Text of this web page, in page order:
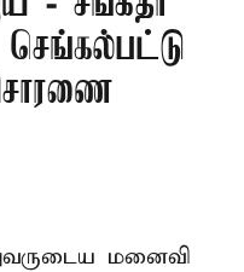
செங்கல்பட்டு
மனைவி